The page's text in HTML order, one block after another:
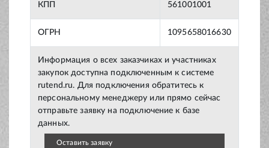
КПП 561001001
ОГРН 1095658016630
Информация о всех заказчиках и участниках
закупок доступна подключенным к системе
rutend.ru. Для подключения обратитесь к
персональному менеджеру или прямо сейчас
отправьте заявку на подключение к базе
данных.
Оставить заявку